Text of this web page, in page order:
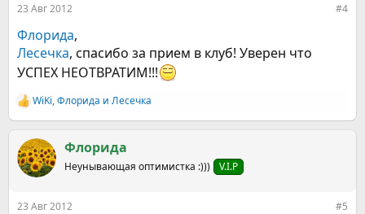
23 Авг 2012 #4
Флорида,
Лесечка, спасибо за прием в клуб! Уверен что
УСПЕХ НЕОТВРАТИМ!!!
Р
е
к
ц
и
WiKi,Флорида и Лесечка
Флорида
Неунывающая оптимистка :))) V.I.P
23 Авг 2012 #5